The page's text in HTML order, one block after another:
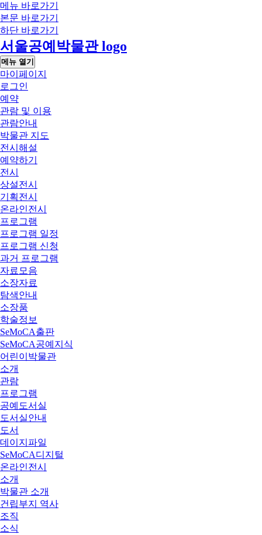
메뉴 바로가기
본문 바로가기
하단 바로가기
서울공예박물관 logo
메뉴 열기
마이페이지
로그인
예약
관람 및 이용
관람안내
박물관 지도
전시해설
예약하기
전시
상설전시
기획전시
온라인전시
프로그램
프로그램 일정
프로그램 신청
과거 프로그램
자료모음
소장자료
탐색안내
소장품
학술정보
SeMoCA출판
SeMoCA공예지식
어린이박물관
소개
관람
프로그램
공예도서실
도서실안내
도서
데이지파일
SeMoCA디지털
온라인전시
소개
박물관 소개
건립부지 역사
조직
소식